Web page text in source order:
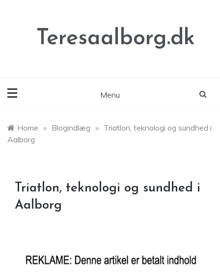
Teresaalborg.dk
Menu
Home » Blogindlæg » Triatlon, teknologi og sundhed i
Aalborg
Triatlon, teknologi og sundhed i
Aalborg